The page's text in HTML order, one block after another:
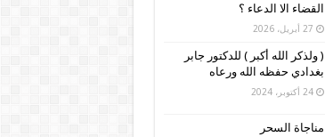
القضاء الا الدعاء ؟
27 أبريل، 2026
( ولذكر الله أكبر ) للدكتور جابر
بغدادي حفظه الله ورعاه
24 أكتوبر، 2024
مناجاة السحر